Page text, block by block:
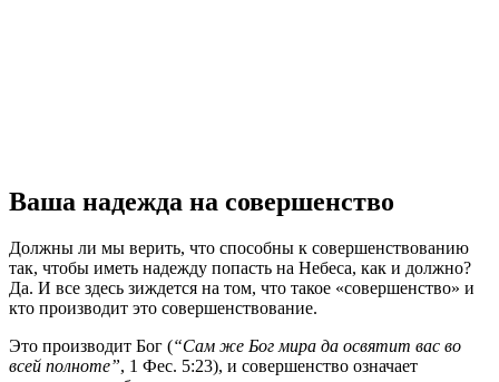
Ваша надежда на совершенство
Должны ли мы верить, что способны к совершенствованию
так, чтобы иметь надежду попасть на Небеса, как и должно?
Да. И все здесь зиждется на том, что такое «совершенство» и
кто производит это совершенствование.
Это производит Бог (“Сам же Бог мира да освятит вас во
всей полноте”, 1 Фес. 5:23), и совершенство означает